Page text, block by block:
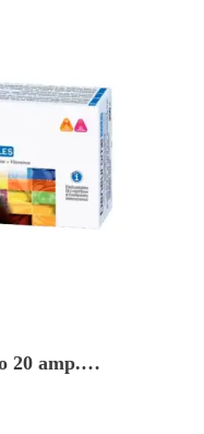
20 amp.